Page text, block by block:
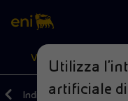
CercaVISIONE
Indietro Media
Utilizza
artificiale